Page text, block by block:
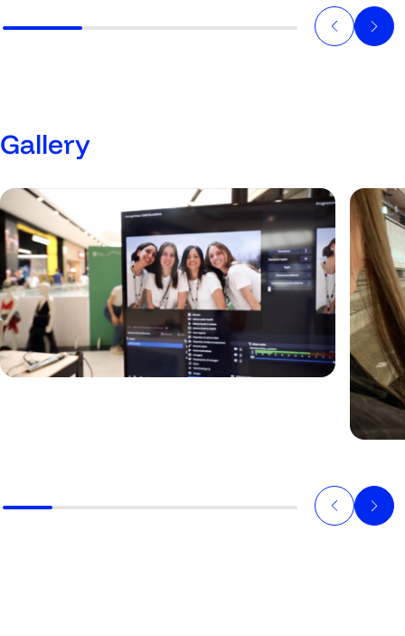
Gallery